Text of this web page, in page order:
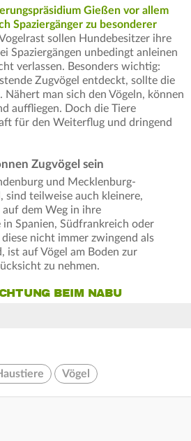
Gießen vor allem
Spaziergänger zu besonderer
sollen Hundebesitzer ihre
Spaziergängen unbedingt anleinen
verlassen. Besonders wichtig:
Zugvögel entdeckt, sollte die
Nähert man sich den Vögeln, können
auffliegen. Doch die Tiere
für den Weiterflug und dringend
Zugvögel sein
und Mecklenburg-
sind teilweise auch kleinere,
dem Weg in ihre
Spanien, Südfrankreich oder
nicht immer zwingend als
ist auf Vögel am Boden zur
zu nehmen.
BEIM NABU
Vögel